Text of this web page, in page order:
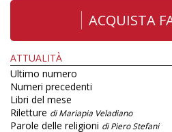
ACQUISTA
ATTUALITÀ
Ultimo numero
Numeri precedenti
Libri del mese
Riletture di Mariapia Veladiano
Parole delle religioni di Piero Stefani